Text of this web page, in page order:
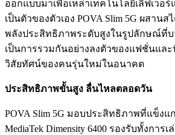
ออกแบบมาเพื่อเหล่าเทคโนโลยีเลิฟเวอ
เป็นตัวของตัวเอง POVA Slim 5G ผสาน
พลังประสิทธิภาพระดับสูงในรูปลักษณ์ที่บ
เป็นการรวมกันอย่างลงตัวของแฟชั่นแล
วิสัยทัศน์ของคนรุ่นใหม่ในอนาคต
ประสิทธิภาพขั้นสูง ลื่นไหลตลอดวัน
POVA Slim 5G มอบประสิทธิภาพที่แข็งแ
MediaTek Dimensity 6400 รองรับทั้งการ